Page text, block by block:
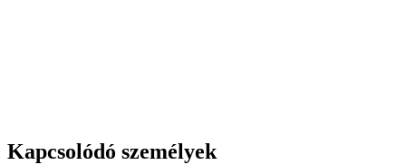
Kapcsolódó személyek